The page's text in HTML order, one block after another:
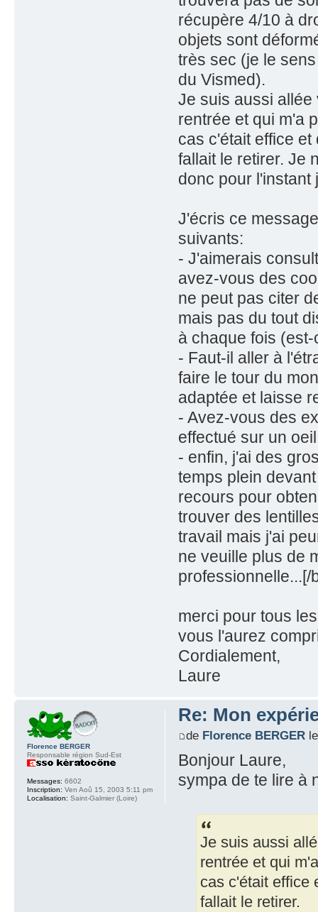
récupère 4/10 à
objets sont
très sec (je le
du Vismed).
Je suis aussi
rentrée et qui m'a
cas c'était effice
fallait le retirer. Je
donc pour l'instant
J'écris ce
suivants:
- J'aimerais
avez-vous des
ne peut pas citer
mais pas du tout
à chaque fois
- Faut-il aller à
faire le tour du
adaptée et laisse
- Avez-vous des
effectué sur un
- enfin, j'ai des
temps plein
recours pour
trouver des
travail mais j'ai
ne veuille plus de
professionnelle...[/
merci pour tous
vous l'aurez
Cordialement,
Laure
Re: Mon
de Florence BERGERle
Bonjour Laure,
sympa de te lire à
Je suis aussi
rentrée et qui
cas c'était effice
fallait le retirer.
Florence BERGER
Responsable région Sud-Est
Messages: 6602
Inscription: Ven Aoû 15, 2003 5:11 pm
Localisation: Saint-Galmier (Loire)